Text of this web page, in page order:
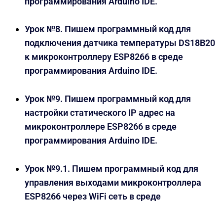
Урок №8. Пишем программный код для
подключения датчика температуры DS18B20
к микроконтроллеру ESP8266 в среде
программирования Arduino IDE.
Урок №9. Пишем программный код для
настройки статического IP адрес на
микроконтроллере ESP8266 в среде
программирования Arduino IDE.
Урок №9.1. Пишем программный код для
управления выходами микроконтроллера
ESP8266 через WiFi сеть в среде